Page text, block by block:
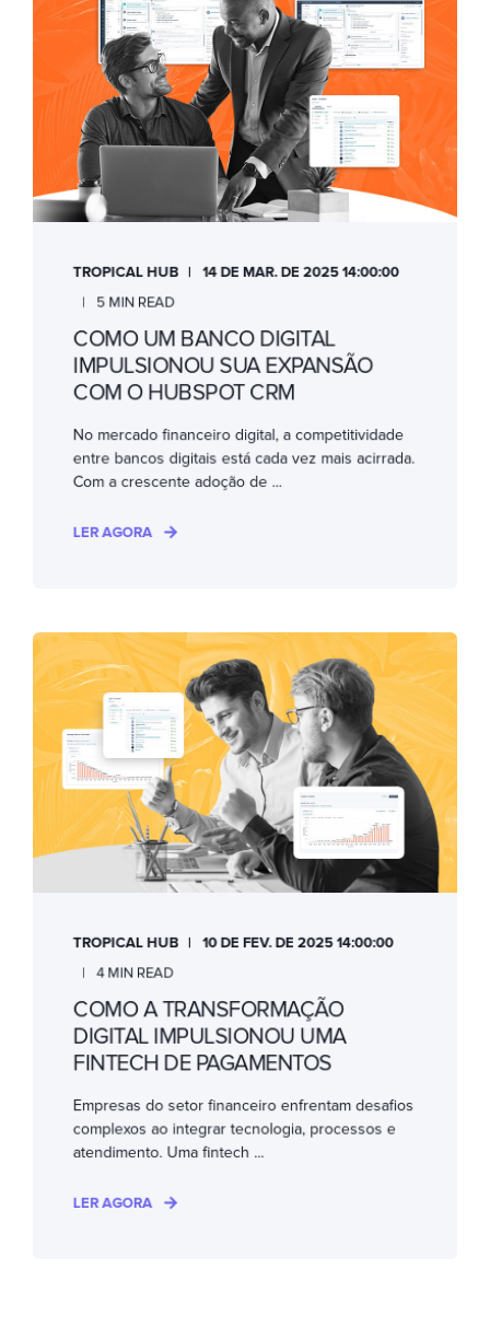
TROPICAL HUB
14 DE MAR. DE 2025 14:00:00
5 MIN READ
COMO UM BANCO DIGITAL
IMPULSIONOU SUA EXPANSÃO
COM O HUBSPOT CRM
No mercado financeiro digital, a competitividade
entre bancos digitais está cada vez mais acirrada.
Com a crescente adoção de ...
LER AGORA
TROPICAL HUB
10 DE FEV. DE 2025 14:00:00
4 MIN READ
COMO A TRANSFORMAÇÃO
DIGITAL IMPULSIONOU UMA
FINTECH DE PAGAMENTOS
Empresas do setor financeiro enfrentam desafios
complexos ao integrar tecnologia, processos e
atendimento. Uma fintech ...
LER AGORA